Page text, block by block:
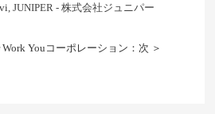
, JUNIPER - 株式会社ジュニパー
Youコーポレーション：次 ＞